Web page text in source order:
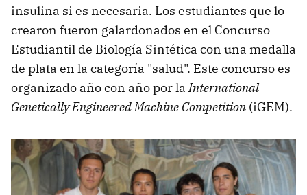
insulina si es necesaria. Los estudiantes que lo
crearon fueron galardonados en el Concurso
Estudiantil de Biología Sintética con una medalla
de plata en la categoría "salud". Este concurso es
organizado año con año por laInternational
Genetically Engineered Machine Competition (iGEM).